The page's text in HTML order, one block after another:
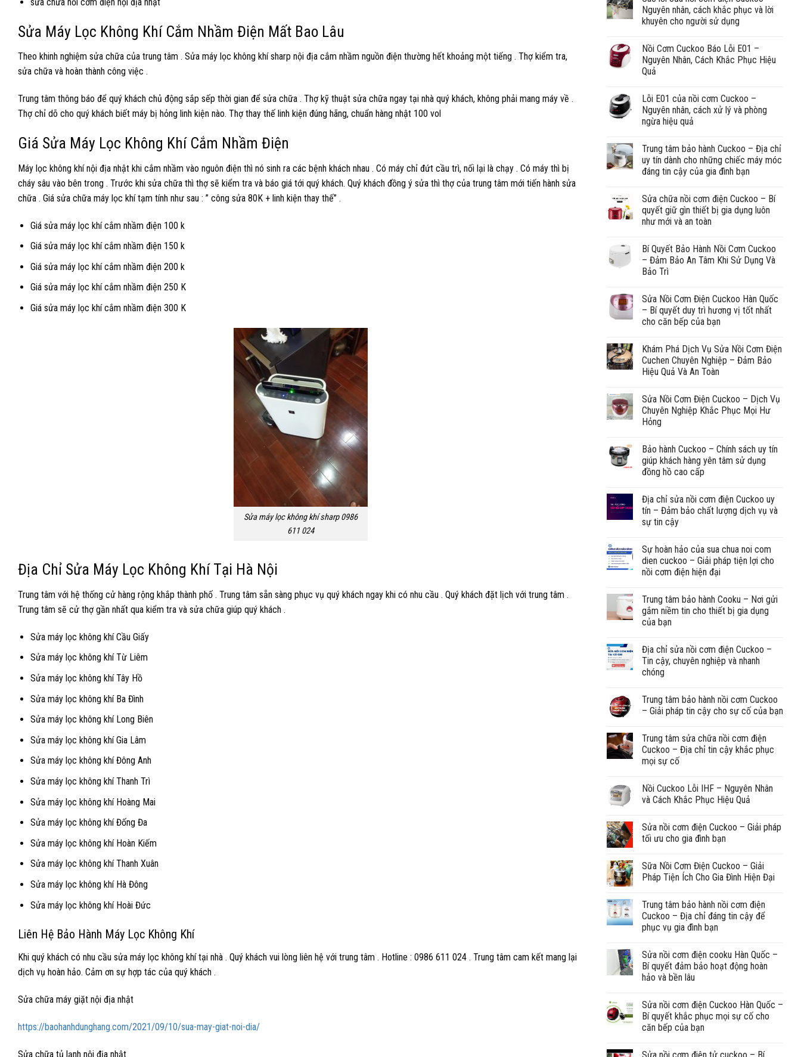
Sửa Máy Lọc Không Khí Cắm Nhầm Điện Mất Bao Lâu
Theo khinh nghiệm sửa chữa của trung tâm . Sửa máy lọc không khí sharp nội địa cắm nhầm nguồn điện thường hết khoảng một tiếng . Thợ kiểm tra,
sửa chữa và hoàn thành công việc .
Trung tâm thông báo để quý khách chủ động sắp sếp thời gian để sửa chữa . Thợ kỹ thuật sửa chữa ngay tại nhà quý khách, không phải mang máy về .
Thợ chỉ dõ cho quý khách biết máy bị hỏng linh kiện nào. Thợ thay thế linh kiện đúng hãng, chuẩn hàng nhật 100 vol
Giá Sửa Máy Lọc Không Khí Cắm Nhầm Điện
Máy lọc không khí nội địa nhật khi cắm nhầm vào nguôn điện thì nó sinh ra các bệnh khách nhau . Có máy chỉ đứt cầu trì, nối lại là chạy . Có máy thì bị
cháy sâu vào bên trong . Trước khi sửa chữa thì thợ sẽ kiểm tra và báo giá tới quý khách. Quý khách đồng ý sửa thì thợ của trung tâm mới tiến hành sửa
chữa . Giá sửa chữa máy lọc khí tạm tính như sau : ” công sửa 80K + linh kiện thay thế” .
Giá sửa máy lọc khí cắm nhầm điện 100 k
Giá sửa máy lọc khí cắm nhầm điện 150 k
Giá sửa máy lọc khí cắm nhầm điện 200 k
Giá sửa máy lọc khí cắm nhầm điện 250 K
Giá sửa máy lọc khí cắm nhầm điện 300 K
Sửa máy lọc không khí sharp 0986
611 024
Địa Chỉ Sửa Máy Lọc Không Khí Tại Hà Nội
Trung tâm với hệ thống cử hàng rộng khắp thành phố . Trung tâm sẵn sàng phục vụ quý khách ngay khi có nhu cầu . Quý khách đặt lịch với trung tâm .
Trung tâm sẽ cử thợ gần nhất qua kiểm tra và sửa chữa giúp quý khách .
Sửa máy lọc không khí Cầu Giấy
Sửa máy lọc không khí Từ Liêm
Sửa máy lọc không khí Tây Hồ
Sửa máy lọc không khí Ba Đình
Sửa máy lọc không khí Long Biên
Sửa máy lọc không khí Gia Lâm
Sửa máy lọc không khí Đông Anh
Sửa máy lọc không khí Thanh Trì
Sửa máy lọc không khí Hoàng Mai
Sửa máy lọc không khí Đống Đa
Sửa máy lọc không khí Hoàn Kiếm
Sửa máy lọc không khí Thanh Xuân
Sửa máy lọc không khí Hà Đông
Sửa máy lọc không khí Hoài Đức
Liên Hệ Bảo Hành Máy Lọc Không Khí
Khi quý khách có nhu cầu sửa máy lọc không khí tại nhà . Quý khách vui lòng liên hệ với trung tâm . Hotline : 0986 611 024 . Trung tâm cam kết mang lại
dịch vụ hoàn hảo. Cảm ơn sự hợp tác của quý khách .
Sửa chữa máy giặt nội địa nhật
https://baohanhdunghang.com/2021/09/10/sua-may-giat-noi-dia/
Sửa chữa tủ lạnh nội địa nhật
Nguyên nhân, cách khắc phục và lời
khuyên cho người sử dụng
Nồi Cơm Cuckoo Báo Lỗi E01 –
Nguyên Nhân, Cách Khắc Phục Hiệu
Quả
Lỗi E01 của nồi cơm Cuckoo –
Nguyên nhân, cách xử lý và phòng
ngừa hiệu quả
Trung tâm bảo hành Cuckoo – Địa chỉ
uy tín dành cho những chiếc máy móc
đáng tin cậy của gia đình bạn
Sửa chữa nồi cơm điện Cuckoo – Bí
quyết giữ gìn thiết bị gia dụng luôn
như mới và an toàn
Bí Quyết Bảo Hành Nồi Cơm Cuckoo
– Đảm Bảo An Tâm Khi Sử Dụng Và
Bảo Trì
Sửa Nồi Cơm Điện Cuckoo Hàn Quốc
– Bí quyết duy trì hương vị tốt nhất
cho căn bếp của bạn
Khám Phá Dịch Vụ Sửa Nồi Cơm Điện
Cuchen Chuyên Nghiệp – Đảm Bảo
Hiệu Quả Và An Toàn
Sửa Nồi Cơm Điện Cuckoo – Dịch Vụ
Chuyên Nghiệp Khắc Phục Mọi Hư
Hỏng
Bảo hành Cuckoo – Chính sách uy tín
giúp khách hàng yên tâm sử dụng
đồng hồ cao cấp
Địa chỉ sửa nồi cơm điện Cuckoo uy
tín – Đảm bảo chất lượng dịch vụ và
sự tin cậy
Sự hoàn hảo của sua chua noi com
dien cuckoo – Giải pháp tiện lợi cho
nồi cơm điện hiện đại
Trung tâm bảo hành Cooku – Nơi gửi
gắm niềm tin cho thiết bị gia dụng
của bạn
Địa chỉ sửa nồi cơm điện Cuckoo –
Tin cậy, chuyên nghiệp và nhanh
chóng
Trung tâm bảo hành nồi cơm Cuckoo
– Giải pháp tin cậy cho sự cố của bạn
Trung tâm sửa chữa nồi cơm điện
Cuckoo – Địa chỉ tin cậy khắc phục
mọi sự cố
Nồi Cuckoo Lỗi IHF – Nguyên Nhân
và Cách Khắc Phục Hiệu Quả
Sửa nồi cơm điện Cuckoo – Giải pháp
tối ưu cho gia đình bạn
Sữa Nồi Cơm Điện Cuckoo – Giải
Pháp Tiện Ích Cho Gia Đình Hiện Đại
Trung tâm bảo hành nồi cơm điện
Cuckoo – Địa chỉ đáng tin cậy để
phục vụ gia đình bạn
Sửa nồi cơm điện cooku Hàn Quốc –
Bí quyết đảm bảo hoạt động hoàn
hảo và bền lâu
Sửa nồi cơm điện Cuckoo Hàn Quốc –
Bí quyết khắc phục mọi sự cố cho
căn bếp của bạn